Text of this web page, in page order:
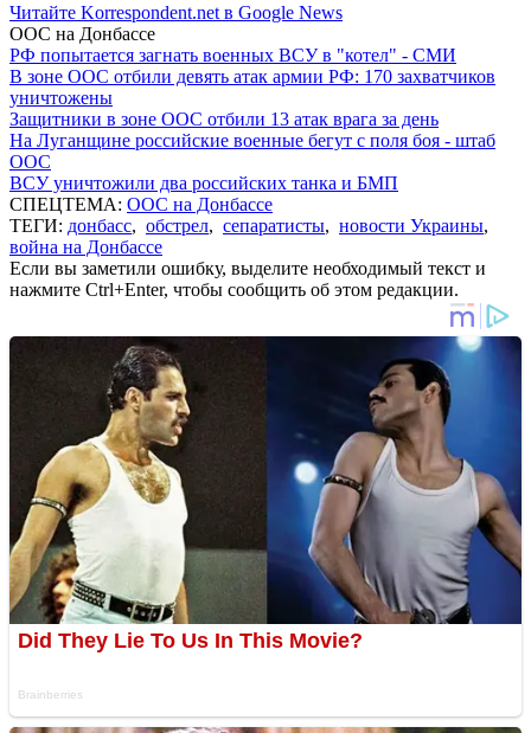
Читайте Korrespondent.net в Google News
ООС на Донбассе
РФ попытается загнать военных ВСУ в "котел" - СМИ
В зоне ООС отбили девять атак армии РФ: 170 захватчиков
уничтожены
Защитники в зоне ООС отбили 13 атак врага за день
На Луганщине российские военные бегут с поля боя - штаб
ООС
ВСУ уничтожили два российских танка и БМП
СПЕЦТЕМА: ООС на Донбассе
ТЕГИ: донбасс, обстрел, сепаратисты, новости Украины,
война на Донбассе
Если вы заметили ошибку, выделите необходимый текст и
нажмите Ctrl+Enter, чтобы сообщить об этом редакции.